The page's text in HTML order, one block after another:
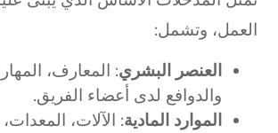
العمل، وتشمل:
العنصر البشري: المعارف،
والدوافع لدى أعضاء الفريق.
الموارد المادية: الآلات،